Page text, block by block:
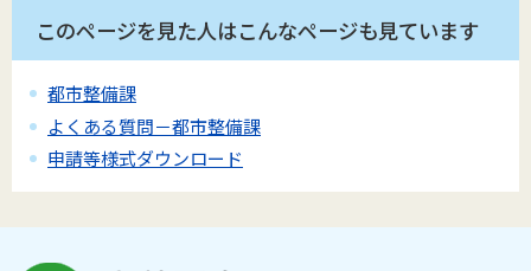
このページを見た人はこんなページも見ています
都市整備課
よくある質問－都市整備課
申請等様式ダウンロード